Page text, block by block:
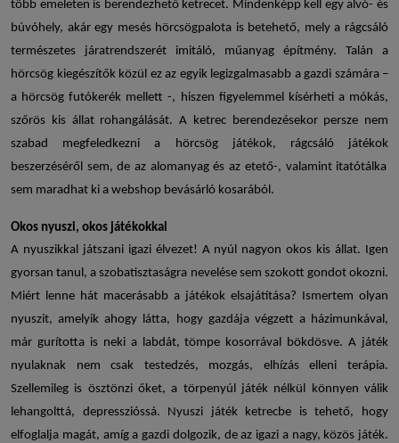
több emeleten is berendezhető ketrecet. Mindenképp kell egy alvó- és
búvóhely, akár egy mesés hörcsögpalota is betehető, mely a rágcsáló
természetes járatrendszerét imitáló, műanyag építmény. Talán a
hörcsög kiegészítőkközül ez az egyik legizgalmasabb a gazdi számára –
a hörcsög futókerék mellett -, hiszen figyelemmel kísérheti a mókás,
szőrös kis állat rohangálását. A ketrec berendezésekor persze nem
szabad megfeledkezni a
hörcsög játékok, rágcsáló játékok
beszerzéséről sem, de az alomanyag és az etető-, valamint itatótálka
sem maradhat ki a webshop bevásárló kosarából.
Okos nyuszi, okos játékokkal
A nyuszikkal játszani igazi élvezet! A nyúl nagyon okos kis állat. Igen
gyorsan tanul, a szobatisztaságra nevelése sem szokott gondot okozni.
Miért lenne hát macerásabb a játékok elsajátítása? Ismertem olyan
nyuszit, amelyik ahogy látta, hogy gazdája végzett a házimunkával,
már gurította is neki a labdát, tömpe kosorrával bökdösve. A játék
nyulaknak nem csak testedzés, mozgás, elhízás elleni terápia.
Szellemileg is ösztönzi őket, a törpenyúl játék nélkül könnyen válik
lehangolttá, depresszióssá.
Nyuszi játék ketrecbe is tehető, hogy
elfoglalja magát, amíg a gazdi dolgozik, de az igazi a nagy, közös játék.